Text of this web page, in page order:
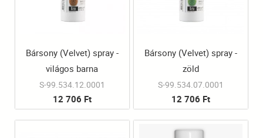
Bársony (Velvet) spray -
világos barna
S-99.534.12.0001
12 706 Ft
Bársony (Velvet) spray -
zöld
S-99.534.07.0001
12 706 Ft